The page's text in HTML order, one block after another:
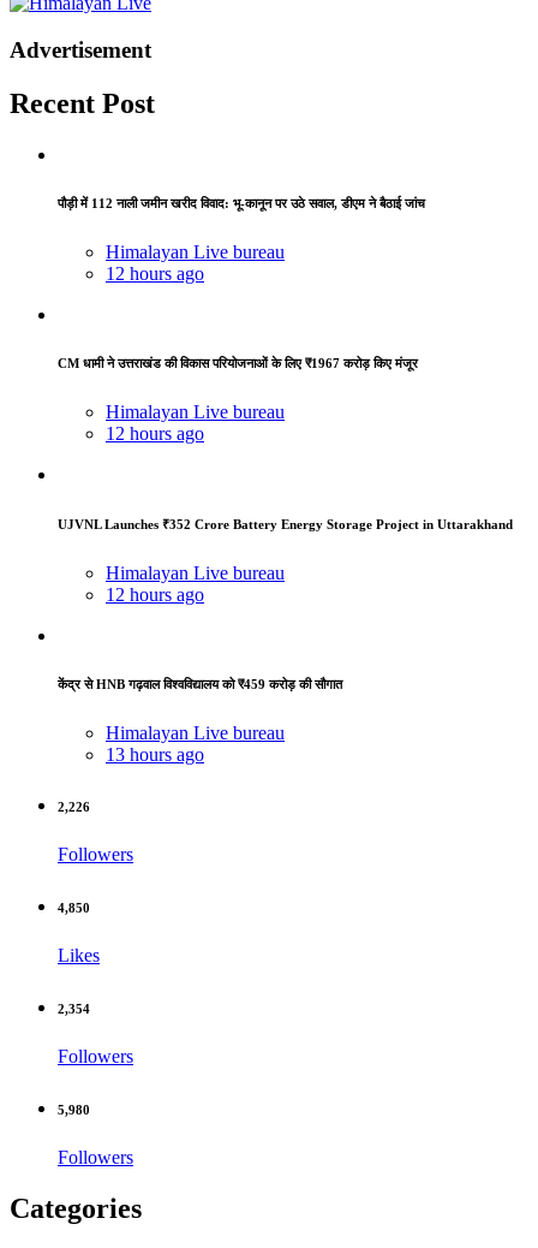
Advertisement
Recent Post
पौड़ी में 112 नाली जमीन खरीद विवाद: भू-कानून पर उठे सवाल, डीएम ने बैठाई जांच
Himalayan Live bureau
12 hours ago
CM धामी ने उत्तराखंड की विकास परियोजनाओं के लिए ₹1967 करोड़ किए मंजूर
Himalayan Live bureau
12 hours ago
UJVNL Launches ₹352 Crore Battery Energy Storage Project in Uttarakhand
Himalayan Live bureau
12 hours ago
केंद्र से HNB गढ़वाल विश्वविद्यालय को ₹459 करोड़ की सौगात
Himalayan Live bureau
13 hours ago
2,226
Followers
4,850
Likes
2,354
Followers
5,980
Followers
Categories